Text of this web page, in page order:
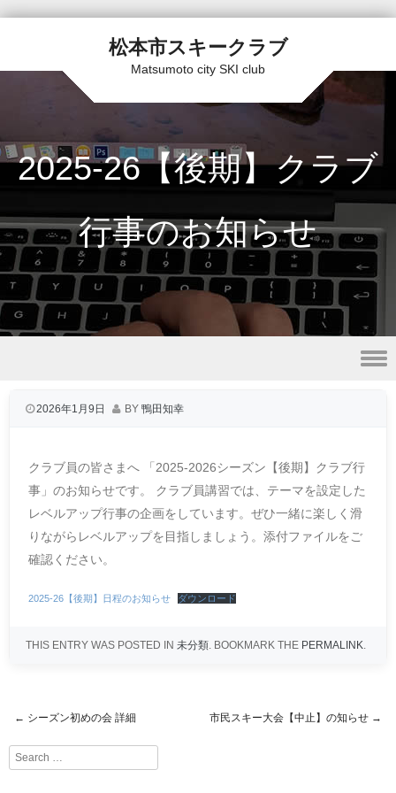
松本市スキークラブ
Matsumoto city SKI club
2025-26【後期】クラブ
行事のお知らせ
2026年1月9日 BY 鴨田知幸
クラブ員の皆さまへ 「2025-2026シーズン【後期】クラブ行
事」のお知らせです。 クラブ員講習では、テーマを設定した
レベルアップ行事の企画をしています。ぜひ一緒に楽しく滑
りながらレベルアップを目指しましょう。添付ファイルをご
確認ください。
2025-26【後期】日程のお知らせ ダウンロード
THIS ENTRY WAS POSTED IN 未分類. BOOKMARK THE PERMALINK.
Post navigation
← シーズン初めの会 詳細 市民スキー大会【中止】の知らせ →
Search